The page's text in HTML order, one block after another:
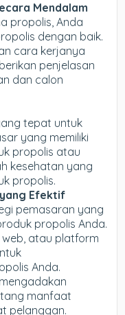
Mendalam
propolis, Anda
dengan baik.
cara kerjanya
penjelasan
dan calon
tepat untuk
yang memiliki
propolis atau
kesehatan yang
propolis.
Efektif
pemasaran yang
propolis Anda.
web, atau platform
Anda.
manfaat
pelanggan.